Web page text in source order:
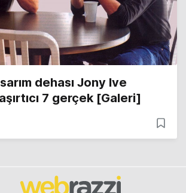
dehası Jony Ive
7 gerçek [Galeri]